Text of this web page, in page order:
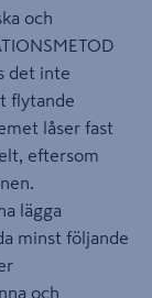
och
det inte
flytande
låser fast
eftersom
lägga
minst följande
och